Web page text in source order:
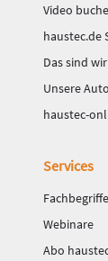
Video
haustec.de
Das sind wir
Unsere
haustec-
Services
Fachbegriffe
Webinare
Abo